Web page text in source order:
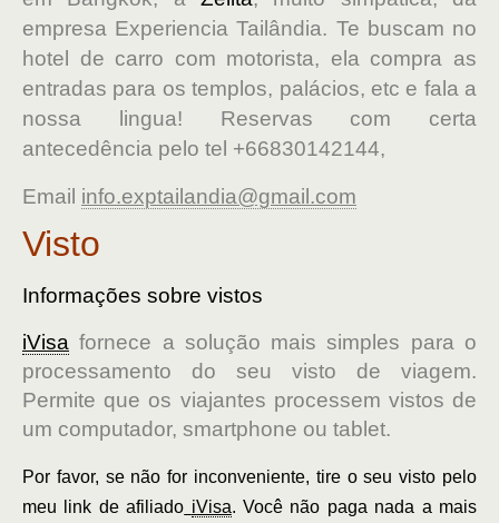
empresa Experiencia Tailândia. Te buscam no
hotel de carro com motorista, ela compra as
entradas para os templos, palácios, etc e fala a
nossa lingua! Reservas com certa
antecedência pelo tel +66830142144,
Email info.exptailandia@gmail.com
Visto
Informações sobre vistos
iVisa fornece a solução mais simples para o
processamento do seu visto de viagem.
Permite que os viajantes processem vistos de
um computador, smartphone ou tablet.
Por favor, se não for inconveniente, tire o seu visto pelo
meu link de afiliado iVisa. Você não paga nada a mais